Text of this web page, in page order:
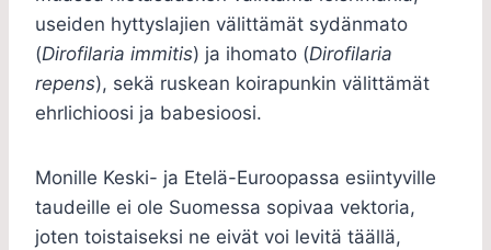
useiden hyttyslajien välittämät sydänmato
(Dirofilaria immitis) ja ihomato (Dirofilaria
repens), sekä ruskean koirapunkin välittämät
ehrlichioosi ja babesioosi.
Monille Keski- ja Etelä-Euroopassa esiintyville
taudeille ei ole Suomessa sopivaa vektoria,
joten toistaiseksi ne eivät voi levitä täällä,